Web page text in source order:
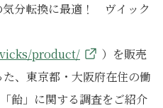
気分転換に最適！ ヴイック
product/
）を販売
、東京都・大阪府在住の働
飴」に関する調査をご紹介